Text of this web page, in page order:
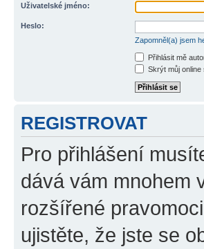
Uživatelské jméno:
Heslo:
Zapomněl(a) jsem
Přihlásit mě
Skrýt můj
REGISTROVAT
Pro přihlášení
dává vám mnohem
rozšířené
ujistěte, že jste se